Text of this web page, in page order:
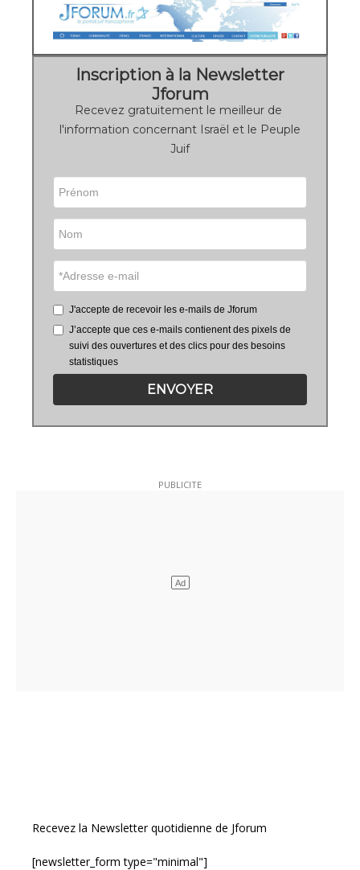
Inscription à la Newsletter
Jforum
Recevez gratuitement le meilleur de
l'information concernant Israël et le Peuple
Juif
J'accepte de recevoir les e-mails de Jforum
J’accepte que ces e-mails contienent des pixels de
suivi des ouvertures et des clics pour des besoins
statistiques
ENVOYER
Recevez la Newsletter quotidienne de Jforum
[newsletter_form type="minimal"]